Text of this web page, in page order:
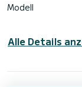
Modell
Alle Details